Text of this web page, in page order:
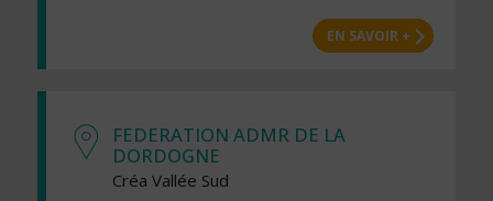
EN SAVOIR +
FEDERATION ADMR DE LA
DORDOGNE
Créa Vallée Sud